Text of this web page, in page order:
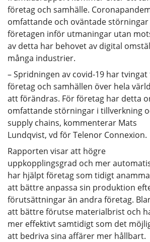
företag och samhälle.
omfattande och oväntade
företagen inför utmaningar utan
av detta har behovet av digital
många industrier.
– Spridningen av covid-19 har tvingat
företag och samhällen över hela
att förändras. För företag har detta
omfattande störningar i tillverkning
supply chains, kommenterar Mats
Lundqvist, vd för Telenor Connexion.
Rapporten visar att högre
uppkopplingsgrad och mer
har hjälpt företag som tidigt
att bättre anpassa sin produktion
förutsättningar än andra företag.
att bättre förutse materialbrist och
mer effektivt samtidigt som det
att bedriva sina affärer mer hållbart.